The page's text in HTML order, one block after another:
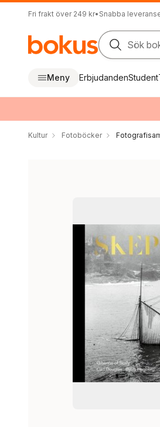
Fri frakt över 249 kr• Snabba
Sök
Meny ErbjudandenStudent
Kultur Fotoböcker